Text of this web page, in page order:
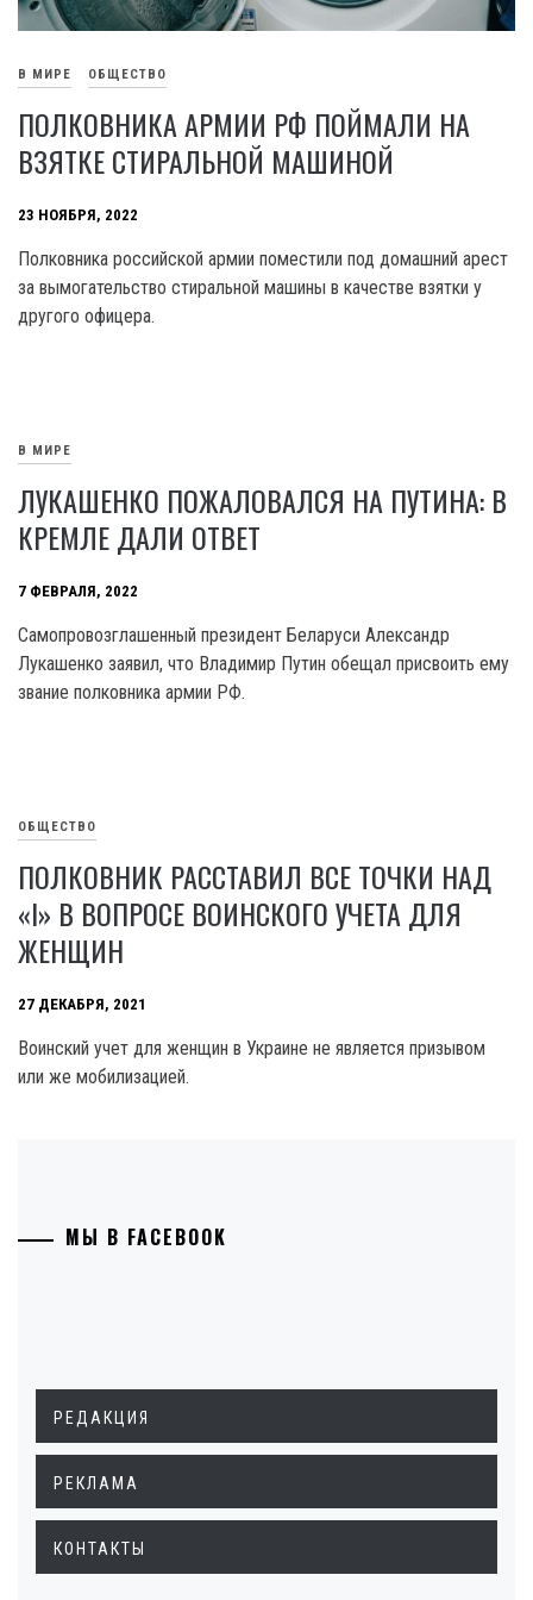
В МИРЕ ОБЩЕСТВО
ПОЛКОВНИКА АРМИИ РФ ПОЙМАЛИ НА
ВЗЯТКЕ СТИРАЛЬНОЙ МАШИНОЙ
23 НОЯБРЯ, 2022
Полковника российской армии поместили под домашний арест
за вымогательство стиральной машины в качестве взятки у
другого офицера.
В МИРЕ
ЛУКАШЕНКО ПОЖАЛОВАЛСЯ НА ПУТИНА: В
КРЕМЛЕ ДАЛИ ОТВЕТ
7 ФЕВРАЛЯ, 2022
Самопровозглашенный президент Беларуси Александр
Лукашенко заявил, что Владимир Путин обещал присвоить ему
звание полковника армии РФ.
ОБЩЕСТВО
ПОЛКОВНИК РАССТАВИЛ ВСЕ ТОЧКИ НАД
«І» В ВОПРОСЕ ВОИНСКОГО УЧЕТА ДЛЯ
ЖЕНЩИН
27 ДЕКАБРЯ, 2021
Воинский учет для женщин в Украине не является призывом
или же мобилизацией.
МЫ В FACEBOOK
РЕДАКЦИЯ
РЕКЛАМА
КОНТАКТЫ